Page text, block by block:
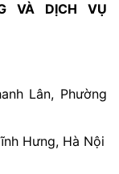
VÀ DỊCH VỤ
Lân, Phường
Hưng, Hà Nội